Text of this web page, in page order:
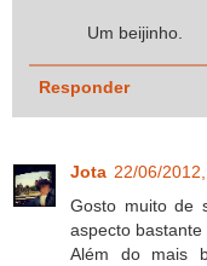
Um beijinho.
Responder
Jota 22/06/
Gosto muito de
aspecto
Além do mais